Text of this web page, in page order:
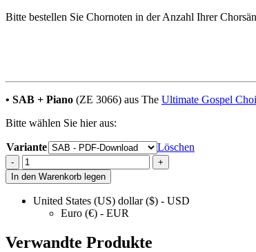
Bitte bestellen Sie Chornoten in der Anzahl Ihrer
• SAB + Piano (ZE 3066) aus The Ultimate Gospel
Bitte wählen Sie hier aus:
Variante Löschen
-
Jesus,
Savior,
Pilot
Me
quantity
+
In den Warenkorb legen
United States (US) dollar ($) - USD
Euro (€) - EUR
Verwandte Produkte